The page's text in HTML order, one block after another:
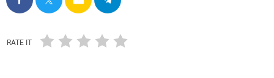
RATE IT